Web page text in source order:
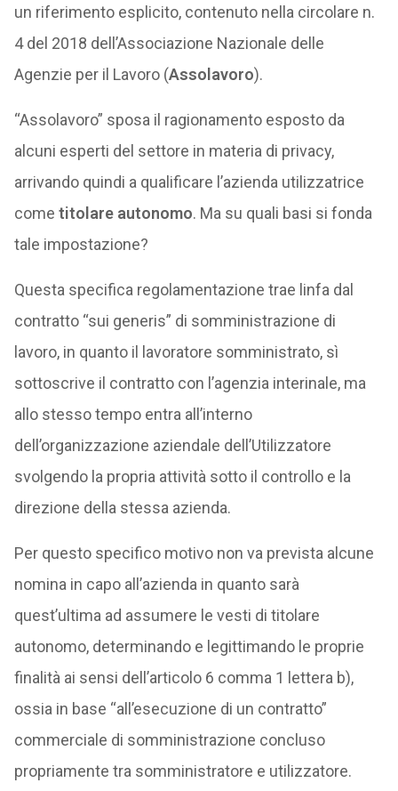
un riferimento esplicito, contenuto nella circolare n.
4 del 2018 dell’Associazione Nazionale delle
Agenzie per il Lavoro (Assolavoro).
“Assolavoro” sposa il ragionamento esposto da
alcuni esperti del settore in materia di privacy,
arrivando quindi a qualificare l’azienda utilizzatrice
come titolare autonomo. Ma su quali basi si fonda
tale impostazione?
Questa specifica regolamentazione trae linfa dal
contratto “sui generis” di somministrazione di
lavoro, in quanto il lavoratore somministrato, sì
sottoscrive il contratto con l’agenzia interinale, ma
allo stesso tempo entra all’interno
dell’organizzazione aziendale dell’Utilizzatore
svolgendo la propria attività sotto il controllo e la
direzione della stessa azienda.
Per questo specifico motivo non va prevista alcune
nomina in capo all’azienda in quanto sarà
quest’ultima ad assumere le vesti di titolare
autonomo, determinando e legittimando le proprie
finalità ai sensi dell’articolo 6 comma 1 lettera b),
ossia in base “all’esecuzione di un contratto”
commerciale di somministrazione concluso
propriamente tra somministratore e utilizzatore.